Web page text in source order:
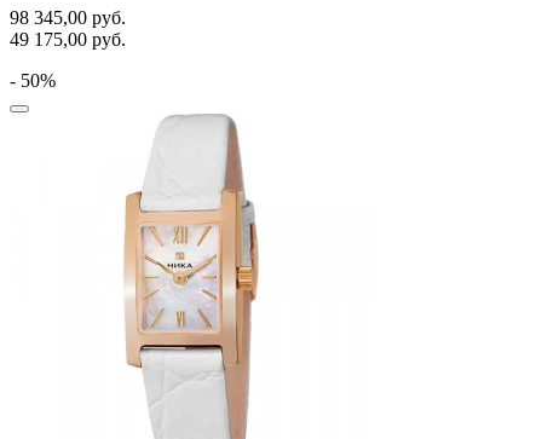
98 345,00 руб.
49 175,00 руб.
- 50%